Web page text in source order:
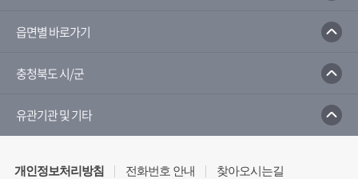
읍면별 바로가기
충청북도 시/군
유관기관 및 기타
개인정보처리방침 전화번호 안내
찾아오시는길